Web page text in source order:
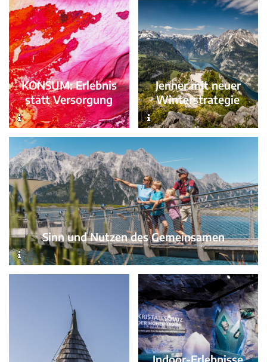
KONSUM: Erlebnis
statt Versorgung
Sinn und Nutzen des Gemeinsamen
Jenner mit neuer
Winterstrategie